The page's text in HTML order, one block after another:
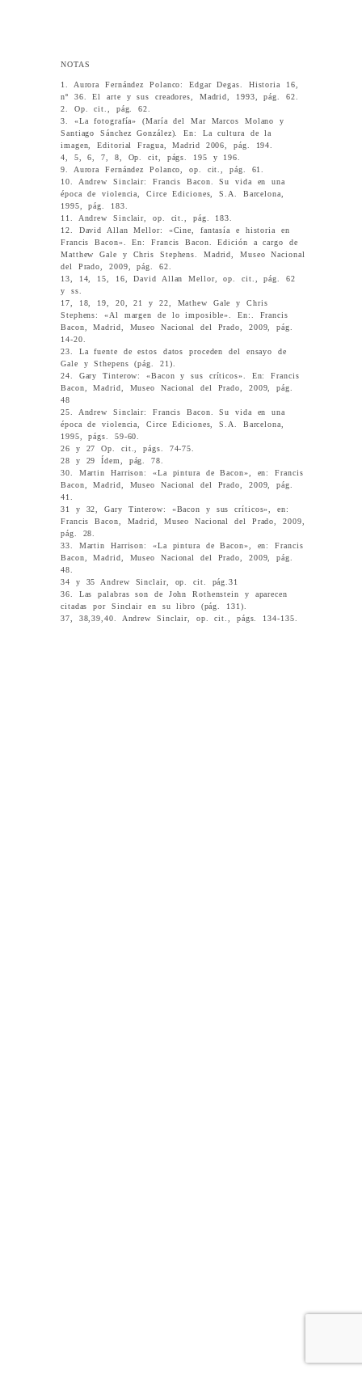
NOTAS
1. Aurora Fernández Polanco: Edgar Degas. Historia 16,
nº 36. El arte y sus creadores, Madrid, 1993, pág. 62.
2. Op. cit., pág. 62.
3. «La fotografía» (María del Mar Marcos Molano y
Santiago Sánchez González). En: La cultura de la
imagen, Editorial Fragua, Madrid 2006, pág. 194.
4, 5, 6, 7, 8, Op. cit, págs. 195 y 196.
9. Aurora Fernández Polanco, op. cit., pág. 61.
10. Andrew Sinclair: Francis Bacon. Su vida en una
época de violencia, Circe Ediciones, S.A. Barcelona,
1995, pág. 183.
11. Andrew Sinclair, op. cit., pág. 183.
12. David Allan Mellor: «Cine, fantasía e historia en
Francis Bacon». En: Francis Bacon. Edición a cargo de
Matthew Gale y Chris Stephens. Madrid, Museo Nacional
del Prado, 2009, pág. 62.
13, 14, 15, 16, David Allan Mellor, op. cit., pág. 62
y ss.
17, 18, 19, 20, 21 y 22, Mathew Gale y Chris
Stephens: «Al margen de lo imposible». En:. Francis
Bacon, Madrid, Museo Nacional del Prado, 2009, pág.
14-20.
23. La fuente de estos datos proceden del ensayo de
Gale y Sthepens (pág. 21).
24. Gary Tinterow: «Bacon y sus críticos». En: Francis
Bacon, Madrid, Museo Nacional del Prado, 2009, pág.
48
25. Andrew Sinclair: Francis Bacon. Su vida en una
época de violencia, Circe Ediciones, S.A. Barcelona,
1995, págs. 59-60.
26 y 27 Op. cit., págs. 74-75.
28 y 29 Ídem, pág. 78.
30. Martin Harrison: «La pintura de Bacon», en: Francis
Bacon, Madrid, Museo Nacional del Prado, 2009, pág.
41.
31 y 32, Gary Tinterow: «Bacon y sus críticos», en:
Francis Bacon, Madrid, Museo Nacional del Prado, 2009,
pág. 28.
33. Martin Harrison: «La pintura de Bacon», en: Francis
Bacon, Madrid, Museo Nacional del Prado, 2009, pág.
48.
34 y 35 Andrew Sinclair, op. cit. pág.31
36. Las palabras son de John Rothenstein y aparecen
citadas por Sinclair en su libro (pág. 131).
37, 38,39,40. Andrew Sinclair, op. cit., págs. 134-135.